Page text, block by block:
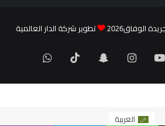
الوفاق2026 تطوير شركة الدار العالمية
‫YouTubeانستقرامسناب
تشات
‫TikTokواتساب
العربية